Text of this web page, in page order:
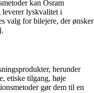
kan Osram
lyskvalitet i
valg for bilejere, der ønsker
herunder
etiske tilgang, høje
gør dem til en